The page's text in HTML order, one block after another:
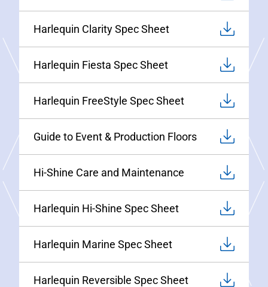
Harlequin Clarity Spec Sheet
Harlequin Fiesta Spec Sheet
Harlequin FreeStyle Spec Sheet
Guide to Event & Production Floors
Hi-Shine Care and Maintenance
Harlequin Hi-Shine Spec Sheet
Harlequin Marine Spec Sheet
Harlequin Reversible Spec Sheet